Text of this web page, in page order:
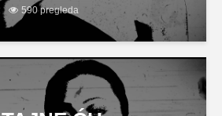
590 pregleda